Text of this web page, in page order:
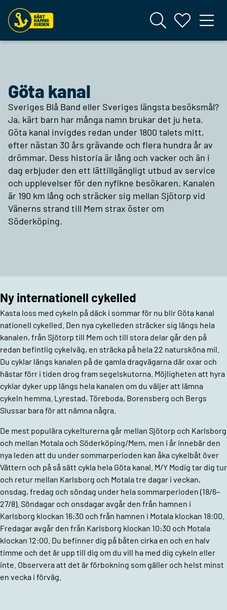
Göta kanal
Sveriges Blå Band eller Sveriges längsta besöksmål?
Ja, kärt barn har många namn brukar det ju heta.
Göta kanal invigdes redan under 1800 talets mitt,
efter nästan 30 års grävande och flera hundra år av
drömmar. Dess historia är lång och vacker och än i
dag erbjuder den ett lättillgängligt utbud av service
och upplevelser för den nyfikne besökaren. Kanalen
är 190 km lång och sträcker sig mellan Sjötorp vid
Vänerns strand till Mem strax öster om
Söderköping.
Ny internationell cykelled
Kasta loss med cykeln på däck i sommar för nu blir Göta kanal
nationell cykelled. Den nya cykelleden sträcker sig längs hela
kanalen, från Sjötorp till Mem och till stora delar går den på
redan befintlig cykelväg, en sträcka på hela 22 natursköna mil.
Du cyklar längs kanalen på de gamla dragvägarna där oxar och
hästar förr i tiden drog fram segelskutorna. Möjligheten att hyra
cyklar dyker upp längs hela kanalen om du väljer att lämna
cykeln hemma. Lyrestad, Töreboda, Borensberg och Bergs
Slussar bara för att nämna några.
De mest populära cykelturerna går mellan Sjötorp och Karlsborg
och mellan Motala och Söderköping/Mem, men i år innebär den
nya leden att du under sommarperioden kan åka cykelbåt över
Vättern och på så sätt cykla hela Göta kanal. M/Y Modig tar dig tur
och retur mellan Karlsborg och Motala tre dagar i veckan,
onsdag, fredag och söndag under hela sommarperioden (18/6–
27/8). Söndagar och onsdagar avgår den från hamnen i
Karlsborg klockan 16:30 och från hamnen i Motala klockan 18:00.
Fredagar avgår den från Karlsborg klockan 10:30 och Motala
klockan 12:00. Du befinner dig på båten cirka en och en halv
timme och det är upp till dig om du vill ha med dig cykeln eller
inte. Observera att det är förbokning som gäller och helst minst
en vecka i förväg.